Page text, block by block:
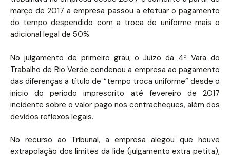
março de 2017 a empresa passou a efetuar o pagamento
do tempo despendido com a troca de uniforme mais o
adicional legal de 50%.
No julgamento de primeiro grau, o Juízo da 4ª Vara do
Trabalho de Rio Verde condenou a empresa ao pagamento
das diferenças a título de “tempo troca uniforme” desde o
início do período imprescrito até fevereiro de 2017
incidente sobre o valor pago nos contracheques, além dos
devidos reflexos legais.
No recurso ao Tribunal, a empresa alegou que houve
extrapolação dos limites da lide (julgamento extra petita),